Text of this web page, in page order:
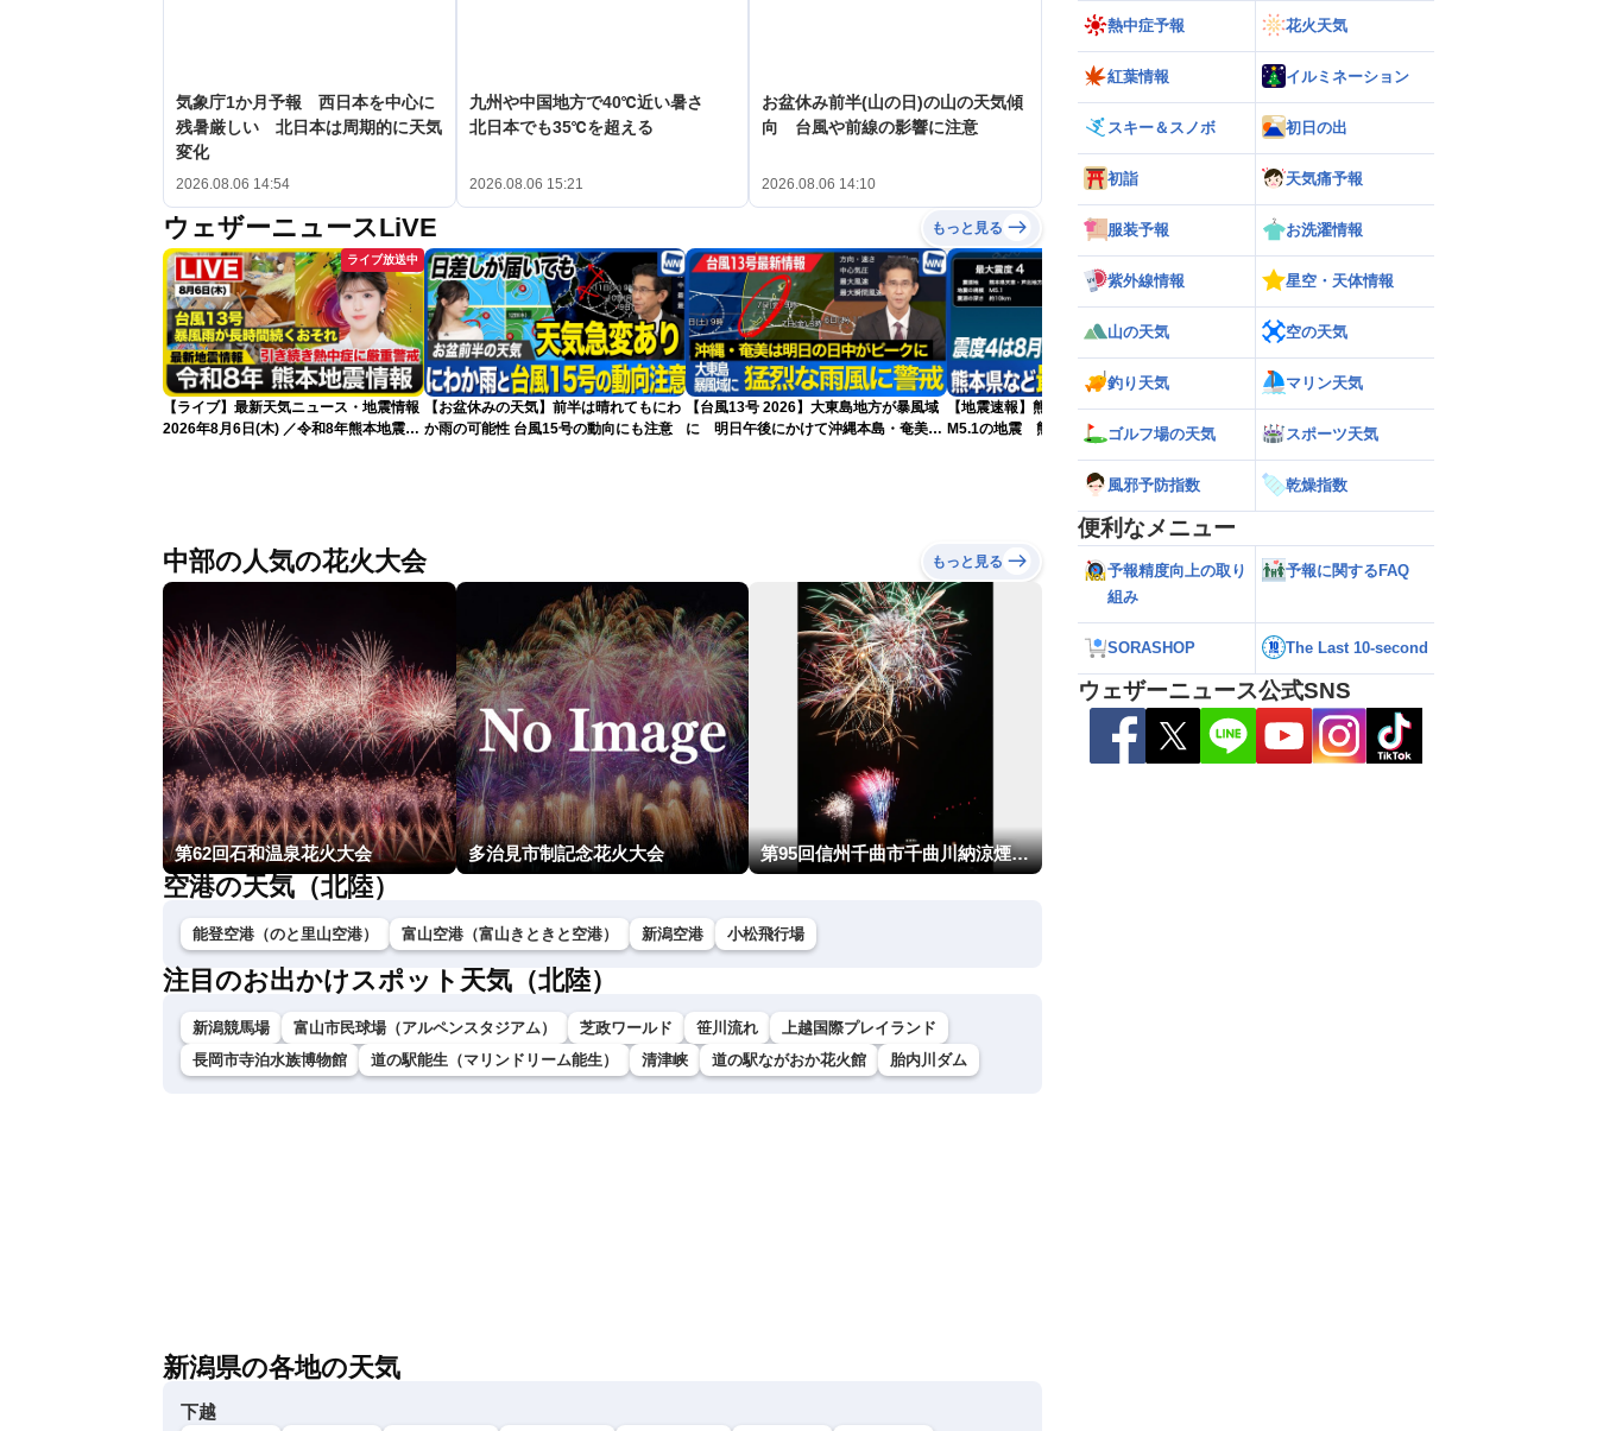
気象庁1か月予報 西日本を中心に
残暑厳しい 北日本は周期的に天気
変化
2026.08.06 14:54
九州や中国地方で40℃近い暑さ
北日本でも35℃を超える
2026.08.06 15:21
お盆休み前半(山の日)の山の天気傾
向 台風や前線の影響に注意
2026.08.06 14:10
ウェザーニュースLiVE もっと見る
ライブ放送中
【ライブ】最新天気ニュース・地震情報
2026年8月6日(木) ／令和8年熊本地震情
【お盆休みの天気】前半は晴れてもにわ
か雨の可能性 台風15号の動向にも注意
【台風13号 2026】大東島地方が暴風域
に 明日午後にかけて沖縄本島・奄美通
【地震速報】熊本県天草･芦北地方で
M5.1の地震 熊本県や長崎県、鹿児島県
【雨情報】関東は通勤通学時も弱い雨
日中は再び雨降りやすい
中部の人気の花火大会 もっと見る
第62回石和温泉花火大会 多治見市制記念花火大会 第95回信州千曲市千曲川納涼煙火大会
空港の天気（北陸）
能登空港（のと里山空港） 富山空港（富山きときと空港） 新潟空港 小松飛行場
注目のお出かけスポット天気（北陸）
新潟競馬場 富山市民球場（アルペンスタジアム） 芝政ワールド 笹川流れ
上越国際プレイランド
長岡市寺泊水族博物館
道の駅能生（マリンドリーム能生） 清津峡 道の駅ながおか花火館 胎内川ダム
新潟県の各地の天気
下越
熱中症予報 花火天気
紅葉情報 イルミネーション
スキー＆スノボ 初日の出
初詣 天気痛予報
服装予報 お洗濯情報
紫外線情報 星空・天体情報
山の天気 空の天気
釣り天気 マリン天気
ゴルフ場の天気 スポーツ天気
風邪予防指数 乾燥指数
便利なメニュー
予報精度向上の取り
組み
予報に関するFAQ
SORASHOP The Last 10-second
ウェザーニュース公式SNS